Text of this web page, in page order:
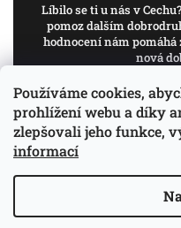
Používáme cookies,
prohlížení webu a díky
zlepšovali jeho funkce,
informací
Líbilo se ti u nás v
pomoz dalším
hodnocení nám
nová
✍️ Napiš
Děkujeme, že